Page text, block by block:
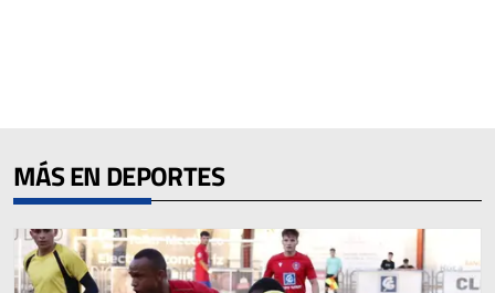
MÁS EN DEPORTES